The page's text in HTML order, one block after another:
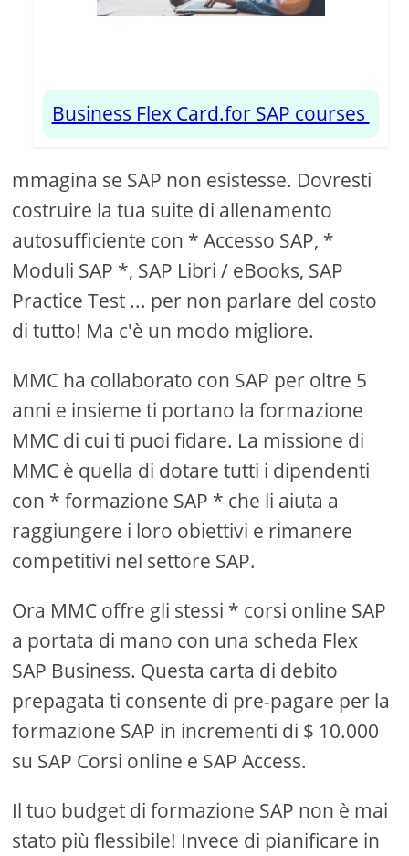
Business Flex Card.for SAP courses
mmagina se SAP non esistesse. Dovresti
costruire la tua suite di allenamento
autosufficiente con * Accesso SAP, *
Moduli SAP *, SAP Libri / eBooks, SAP
Practice Test ... per non parlare del costo
di tutto! Ma c'è un modo migliore.
MMC ha collaborato con SAP per oltre 5
anni e insieme ti portano la formazione
MMC di cui ti puoi fidare. La missione di
MMC è quella di dotare tutti i dipendenti
con * formazione SAP * che li aiuta a
raggiungere i loro obiettivi e rimanere
competitivi nel settore SAP.
Ora MMC offre gli stessi * corsi online SAP
a portata di mano con una scheda Flex
SAP Business. Questa carta di debito
prepagata ti consente di pre-pagare per la
formazione SAP in incrementi di $ 10.000
su SAP Corsi online e SAP Access.
Il tuo budget di formazione SAP non è mai
stato più flessibile! Invece di pianificare in